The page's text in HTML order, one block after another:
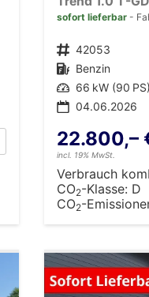
sofort lieferbar
Fahrzeugnr. 42053
Kraftstoff Benzin
Leistung 66 kW (90 PS)
04.06.2026
22.800,–
incl. 19% MwSt.
Verbrauch
CO2-Klasse: D
CO2-